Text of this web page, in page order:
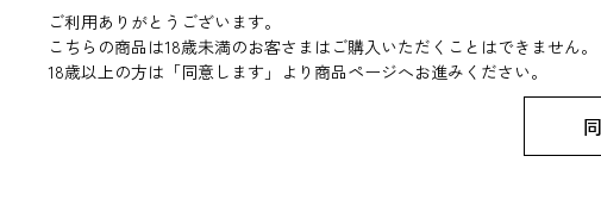
ご利用ありがとうございます。
こちらの商品は18歳未満のお客さまはご購入いただくことはできません。
18歳以上の方は「同意します」より商品ページへお進みください。